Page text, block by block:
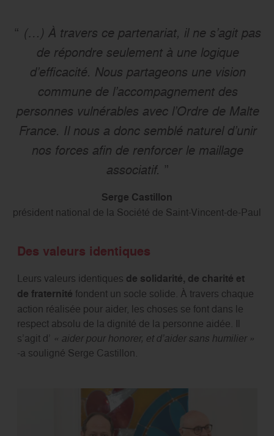
(…) À travers ce partenariat, il ne s’agit pas
de répondre seulement à une logique
d’efficacité. Nous partageons une vision
commune de l’accompagnement des
personnes vulnérables avec l’Ordre de Malte
France. Il nous a donc semblé naturel d’unir
nos forces afin de renforcer le maillage
associatif.
Serge Castillon
président national de la Société de Saint-Vincent-de-Paul
Des valeurs identiques
Leurs valeurs identiques de solidarité, de charité et
de fraternité fondent un socle solide. À travers chaque
action réalisée pour aider, les choses se font dans le
respect absolu de la dignité de la personne aidée. Il
s’agit d’ « aider pour honorer, et d’aider sans humilier »
-a souligné Serge Castillon.